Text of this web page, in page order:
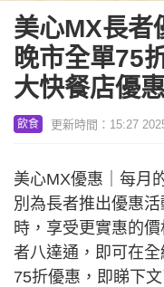
美心MX長者
晚市全單75
大快餐店優
飲食 更新時間：15:27
美心MX優惠｜每月
別為長者推出優惠
時，享受更實惠的
者八達通，即可在
75折優惠，即睇下文